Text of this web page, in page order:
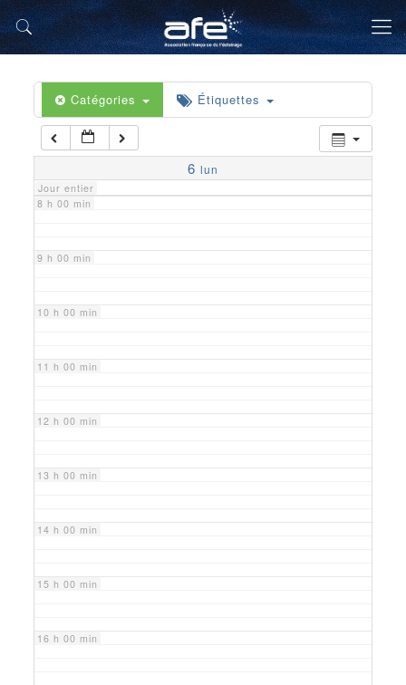
Catégories Étiquettes
6 lun
Jour entier
5 h 00 min
6 h 00 min
7 h 00 min
8 h 00 min
9 h 00 min
10 h 00 min
11 h 00 min
12 h 00 min
13 h 00 min
14 h 00 min
15 h 00 min
16 h 00 min